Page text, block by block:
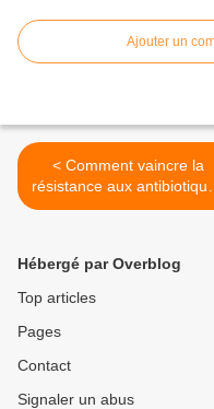
Ajouter un
< Comment vaincre la
résistance aux antibiotiques
? Par la « phagothérapie
Hébergé par Overblog
Top articles
Pages
Contact
Signaler un abus